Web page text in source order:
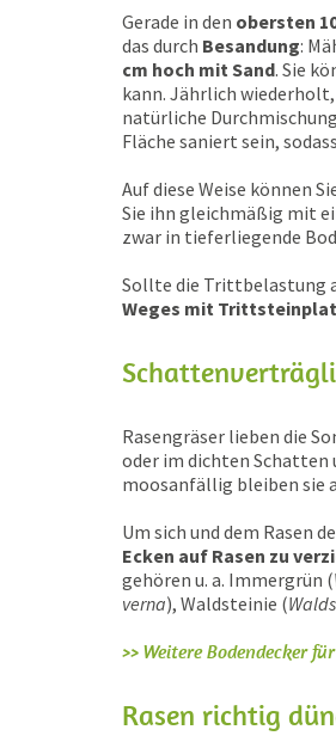
Gerade in den obersten
das durch Besandung:
cm hoch mit Sand. Sie
kann. Jährlich wiederholt,
natürliche
Fläche saniert sein,
Auf diese Weise können
Sie ihn gleichmäßig mit
zwar in tieferliegende
Sollte die Trittbelastung
Weges mit
Rasengräser lieben die
oder im dichten Schatten
moosanfällig bleiben sie
Um sich und dem Rasen
Ecken auf Rasen zu
gehören u. a. Immergrün (
verna), Waldsteinie (
>> Weitere Bodendecker
Rasen richtig